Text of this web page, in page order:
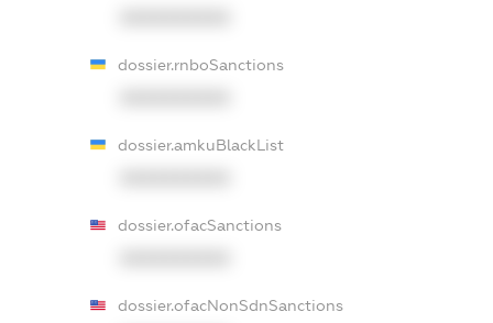
dossier.rnboSanctions
dossier.amkuBlackList
dossier.ofacSanctions
dossier.ofacNonSdnSanctions